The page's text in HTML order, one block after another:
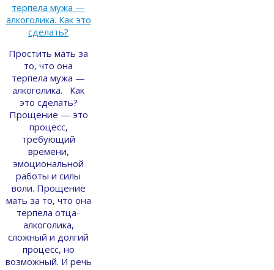
Простить мать за
то, что она
терпела мужа —
алкоголика. Как
это сделать?
Прощение — это
процесс,
требующий
времени,
эмоциональной
работы и силы
воли. Прощение
мать за то, что она
терпела отца-
алкоголика,
сложный и долгий
процесс, но
возможный. И речь